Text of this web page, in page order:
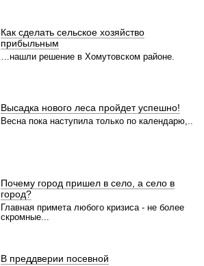
Как сделать сельское хозяйство
прибыльным
…нашли решение в Хомутовском районе.
Высадка нового леса пройдет успешно!
Весна пока наступила только по календарю,..
Почему город пришел в село, а село в
город?
Главная примета любого кризиса - не более
скромные...
В преддверии посевной